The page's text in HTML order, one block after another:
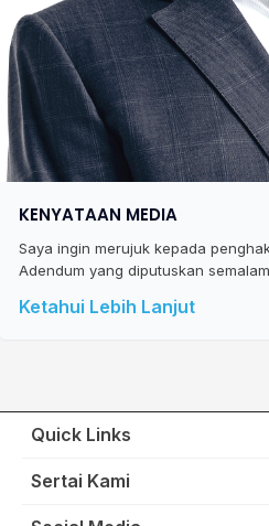
KENYATAAN MEDIA
Saya ingin merujuk kepada
Adendum yang diputuskan
Ketahui Lebih Lanjut
Quick Links
Wakil Rakyat
Sertai Kami
Portal Anggota KEADILAN